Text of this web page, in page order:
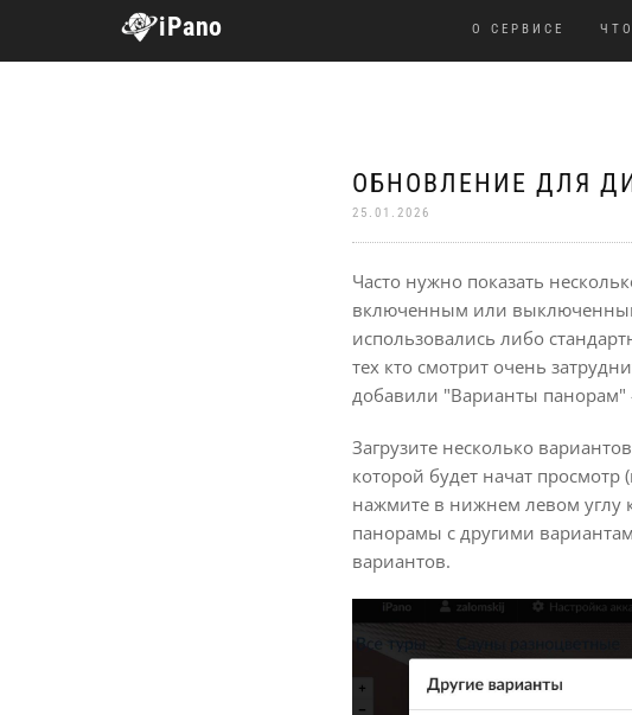
iPano О СЕРВИСЕ
ОБНОВЛЕНИЕ ДЛЯ
25.01.2026
Часто нужно показать
включенным или
использовались либо
тех кто смотрит очень
добавили "Варианты панорам"
Загрузите несколько
которой будет начат просмотр
нажмите в нижнем левом углу
панорамы с другими
вариантов.